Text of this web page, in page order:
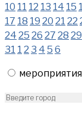
10 11 12 13 14 15
17 18 19 20 21 22
24 25 26 27 28 29
31 1 2 3 4 5 6